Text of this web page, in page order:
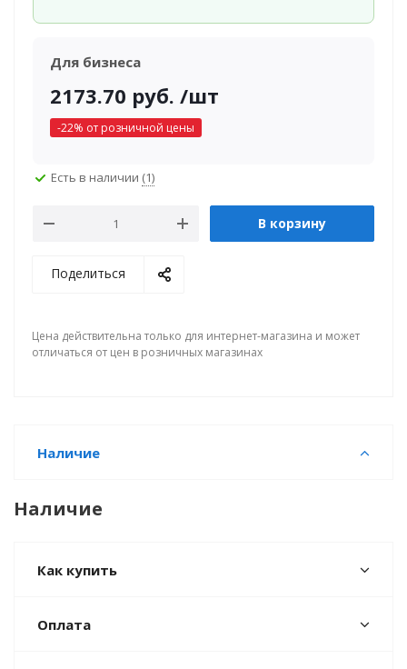
Для бизнеса
2173.70 руб. /шт
-22% от розничной цены
Есть в наличии (1)
В корзину
Поделиться
Цена действительна только для интернет-магазина и может
отличаться от цен в розничных магазинах
Наличие
Наличие
Как купить
Оплата